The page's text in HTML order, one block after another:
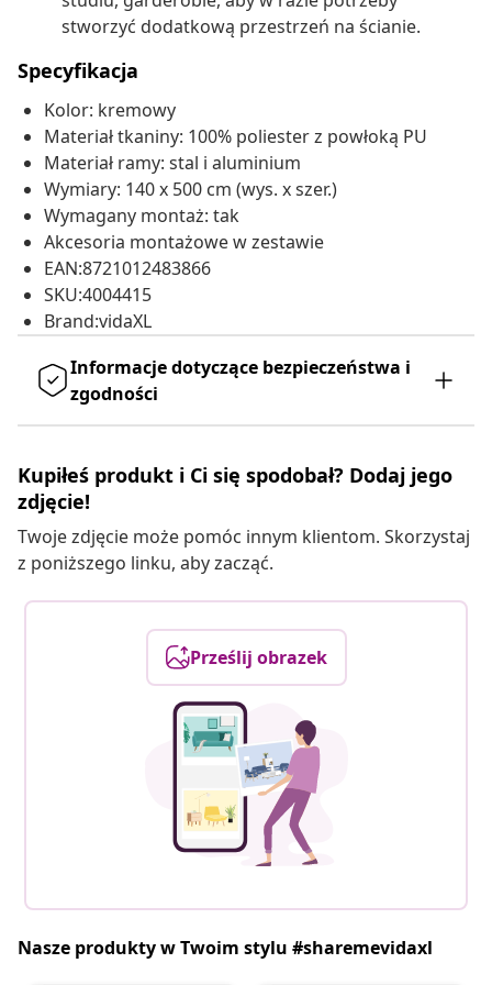
stworzyć dodatkową przestrzeń na ścianie.
Specyfikacja
Kolor: kremowy
Materiał tkaniny: 100% poliester z powłoką PU
Materiał ramy: stal i aluminium
Wymiary: 140 x 500 cm (wys. x szer.)
Wymagany montaż: tak
Akcesoria montażowe w zestawie
EAN:8721012483866
SKU:4004415
Brand:vidaXL
Informacje dotyczące bezpieczeństwa i
zgodności
Kupiłeś produkt i Ci się spodobał? Dodaj jego
zdjęcie!
Twoje zdjęcie może pomóc innym klientom. Skorzystaj
z poniższego linku, aby zacząć.
Prześlij obrazek
Nasze produkty w Twoim stylu #sharemevidaxl